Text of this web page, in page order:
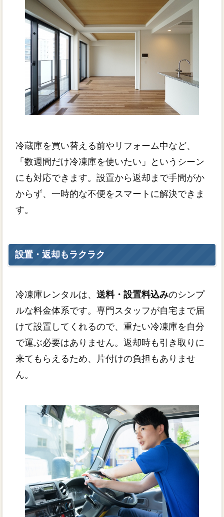
冷蔵庫を買い替える前やリフォーム中など、
「数週間だけ冷凍庫を使いたい」というシーン
にも対応できます。設置から返却まで手間がか
からず、一時的な不便をスマートに解決できま
す。
設置・返却もラクラク
冷凍庫レンタルは、 送料・設置料込みのシンプ
ルな料金体系です。専門スタッフが自宅まで届
けて設置してくれるので、重たい冷凍庫を自分
で運ぶ必要はありません。返却時も引き取りに
来てもらえるため、片付けの負担もありませ
ん。